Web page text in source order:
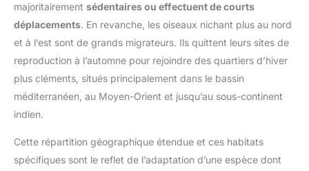
majoritairement sédentaires ou effectuent de courts
déplacements. En revanche, les oiseaux nichant plus au nord
et à l’est sont de grands migrateurs. Ils quittent leurs sites de
reproduction à l’automne pour rejoindre des quartiers d’hiver
plus cléments, situés principalement dans le bassin
méditerranéen, au Moyen-Orient et jusqu’au sous-continent
indien.
Cette répartition géographique étendue et ces habitats
spécifiques sont le reflet de l’adaptation d’une espèce dont